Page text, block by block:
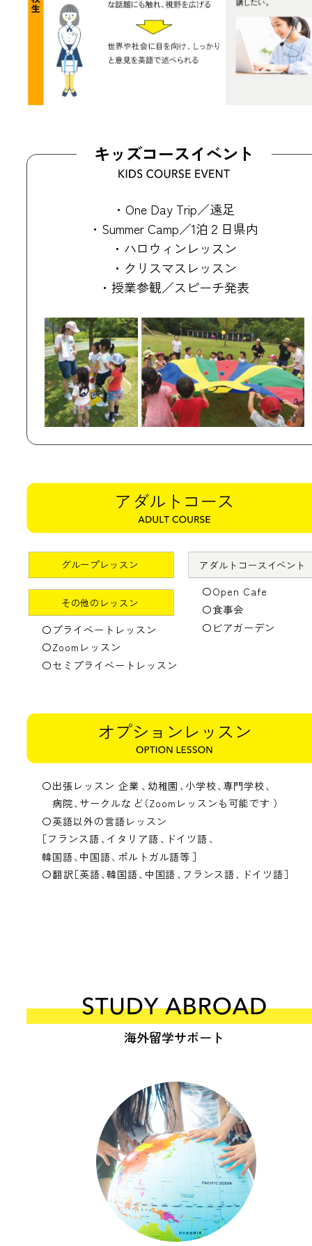
キッズコースイベント
・One Day Trip／遠足
・Summer Camp／1泊２日県内
・ハロウィンレッスン
・クリスマスレッスン
・授業参観／スピーチ発表
グループレッスン
その他のレッスン
〇プライベートレッスン
〇Zoomレッスン
〇セミプライベートレッスン
〇Open Cafe
〇食事会
〇ビアガーデン
アダルトコースイベント
アダルトコース
〇出張レッスン 企業 、幼稚園 、小学校、専門学校、
病院、サークルな ど（Zoomレッスンも可能です ）
〇英語以外の言語レッスン
［フランス語 、イタリア語 、 ドイツ語 、
韓国語、中国語、ポルトガル語等 ］
〇翻訳［英語、韓国語、中国語 、フランス語、 ドイツ語］
オプションレッスン
海外留学サポート